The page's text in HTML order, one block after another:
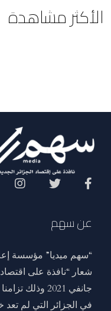
الأكثر مشاهدة
عن سهم
“سهم ميديا” مؤسسة
جانفي 2021
في الجزائر التي لم